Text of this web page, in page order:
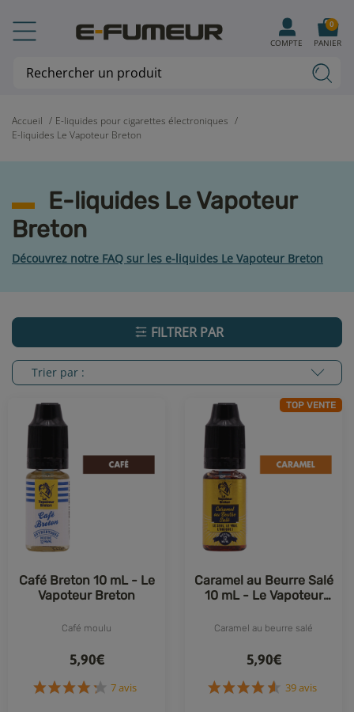
Accueil
E-liquides pour cigarettes électroniques
E-liquides Le Vapoteur Breton
E-liquides Le Vapoteur
Breton
Découvrez notre FAQ sur les e-liquides Le Vapoteur Breton
FILTRER PAR
Trier par :
Café Breton 10 mL - Le
Vapoteur Breton
Café moulu
5,90€
TOP VENTE
Caramel au Beurre Salé
10 mL - Le Vapoteur
Caramel au beurre salé
5,90€
COMPTE PANIER
0